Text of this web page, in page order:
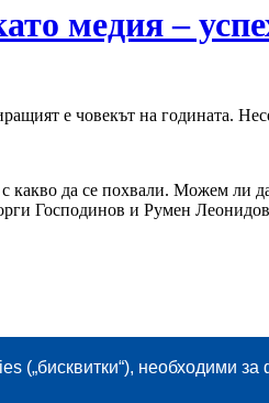
(„бисквитки“), необходими
медия –
е човекът на годината.
да се похвали. Можем ли
Господинов и Румен